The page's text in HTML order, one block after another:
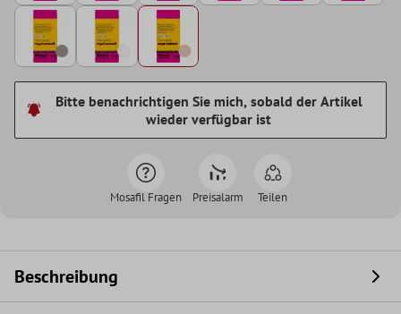
Bitte benachrichtigen Sie mich, sobald der Artikel
wieder verfügbar ist
Mosafil Fragen Preisalarm Teilen
Beschreibung